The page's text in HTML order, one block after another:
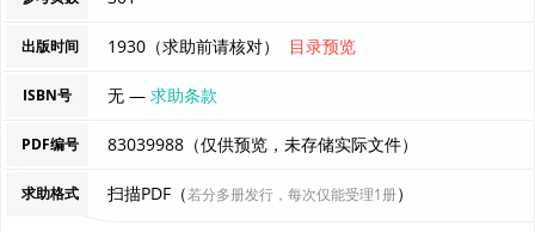
出版时间 1930（求助前请核对） 目录预览
ISBN号 无 —求助条款
PDF编号 83039988（仅供预览，未存储实际文件）
求助格式 扫描PDF（若分多册发行，每次仅能受理1册）